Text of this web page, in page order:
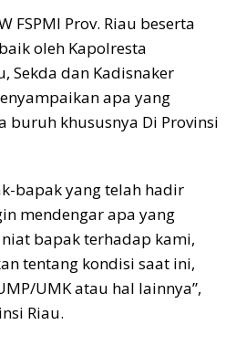
FSPMI Prov. Riau beserta
oleh Kapolresta
Sekda dan Kadisnaker
apa yang
buruh khususnya Di Provinsi
bapak yang telah hadir
mendengar apa yang
bapak terhadap kami,
tentang kondisi saat ini,
UMK atau hal lainnya”,
Riau.